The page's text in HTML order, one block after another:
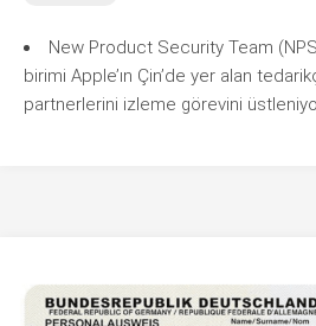
New Product Security Team
birimi Apple’ın Çin’de yer alan
partnerlerini izleme görevini